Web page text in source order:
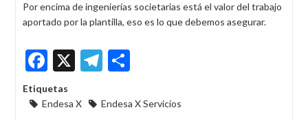
Por encima de ingenierías societarias está el valor del trabajo
aportado por la plantilla, eso es lo que debemos asegurar.
Facebook
X Telegram
Etiquetas
Endesa X
Endesa X Servicios